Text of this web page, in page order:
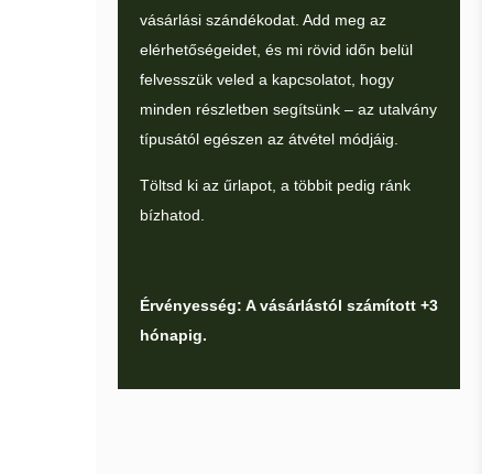
vásárlási szándékodat. Add meg az
elérhetőségeidet, és mi rövid időn belül
felvesszük veled a kapcsolatot, hogy
minden részletben segítsünk – az utalvány
típusától egészen az átvétel módjáig.
Töltsd ki az űrlapot, a többit pedig ránk
bízhatod.
Érvényesség: A vásárlástól számított +3
hónapig.